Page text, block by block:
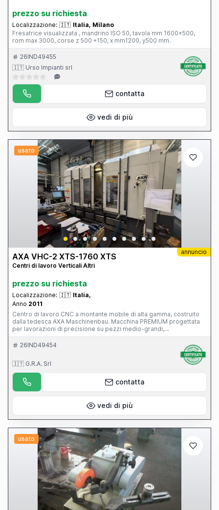
prezzo su richiesta
Localizzazione: 🇮🇹 Italia, Milano
Fresatrice visualizzata , mandrino ISO 50, tavola mm 1600x500,
rom max 3000, corse z 500 +150, x mm1200, y500 mm.
26IND49455
🇮🇹 Urso Impianti srl
contatta
vedi di più
usato
annuncio
AXA VHC-2 XTS-1760 XTS
Centri di lavoro Verticali Altri
prezzo su richiesta
Localizzazione: 🇮🇹 Italia,
Anno 2011
Centro di lavoro CNC a montante mobile di alta gamma, costruito
dalla tedesca AXA Maschinenbau. Macchina PREMIUM progettata
per lavorazioni di precisione su pezzi medio-grandi,
particolarmente diffusa nei settori: stampi e attrezzature;
aerospaziale; energia; costruzione macchine; componenti di
a un classico centro verticale a tavola mobile, con 39.500 ore di
lavoro, CN Siemens 840D, funzionante e con manutenzione
impeccabile, superaccessoriata (magazzino utensili, evacuatore di
truciolo...), mandrino in ottimo stato.
26IND49454
🇮🇹 G.R.A. Srl
contatta
vedi di più
usato